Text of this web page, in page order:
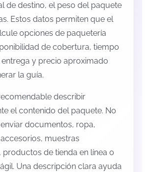
de destino, el peso del paquete
Estos datos permiten que el
opciones de paquetería
de cobertura, tiempo
y precio aproximado
la guía.
describir
el contenido del paquete. No
documentos, ropa,
muestras
productos de tienda en línea o
Una descripción clara ayuda